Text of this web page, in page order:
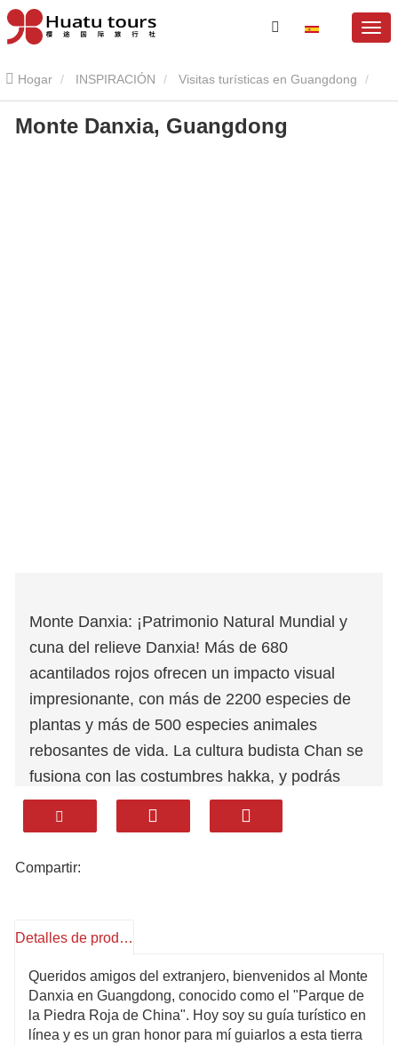
Hogar INSPIRACIÓN Visitas turísticas en Guangdong
prensa de montaje D Monte Danxia, ​​Guangdong
Monte Danxia, ​​Guangdong
Monte Danxia: ¡Patrimonio Natural Mundial y
cuna del relieve Danxia! Más de 680
acantilados rojos ofrecen un impacto visual
impresionante, con más de 2200 especies de
plantas y más de 500 especies animales
rebosantes de vida. La cultura budista Chan se
fusiona con las costumbres hakka, y podrás
disfrutar libremente del senderismo, la escalada
o los cruceros nocturnos por el río Jinjiang.
mundialmente raras Piedras Yangyuan y
disfrute del legado del budismo Chan y su
aire libre, de ocio y de divulgación científica:
¡descubra las maravillas de la naturaleza y la
cultura!
Compartir:
Detalles de producto
Queridos amigos del extranjero, bienvenidos al Monte
Danxia en Guangdong, conocido como el "Parque de
la Piedra Roja de China". Hoy soy su guía turístico en
línea y es un gran honor para mí guiarlos a esta tierra